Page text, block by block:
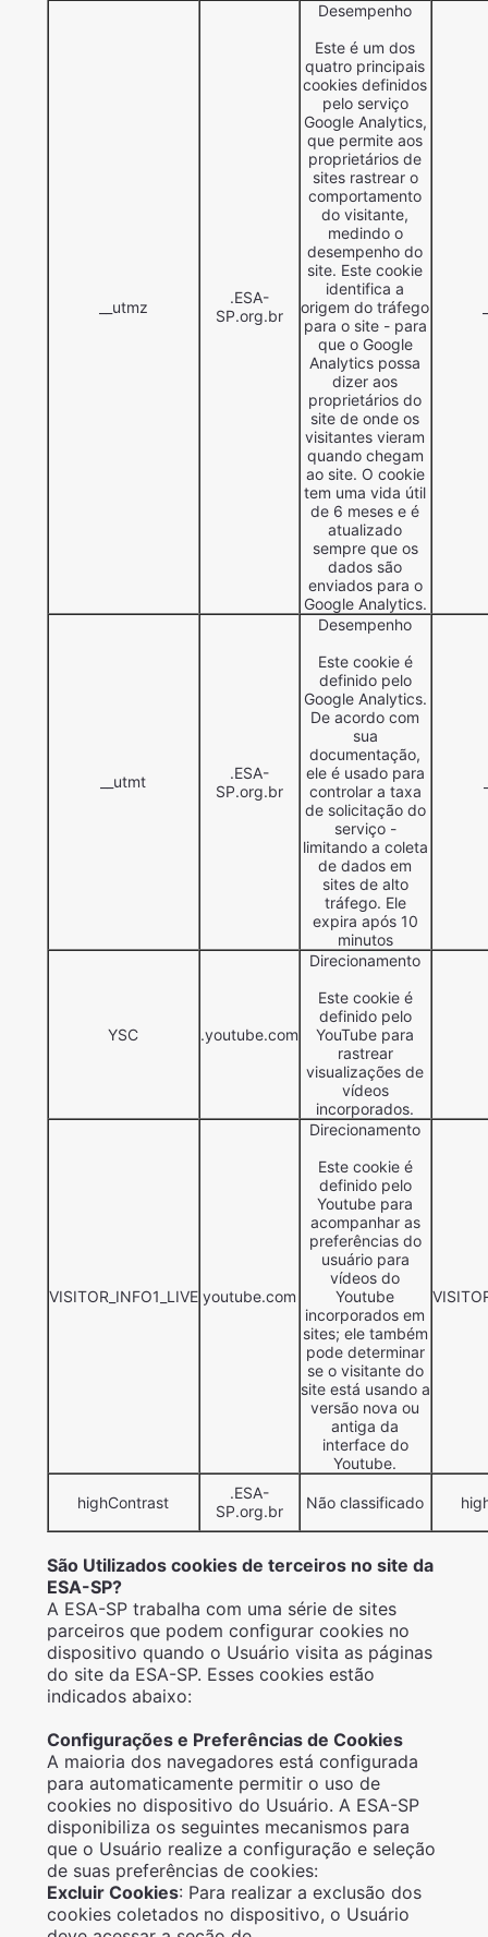
__utmz
.ESA-
SP.org.br
Desempenho
Este é um dos
quatro principais
cookies definidos
pelo serviço
Google Analytics,
que permite aos
proprietários de
sites rastrear o
comportamento
do visitante,
medindo o
desempenho do
site. Este cookie
identifica a
origem do tráfego
para o site - para
que o Google
Analytics possa
dizer aos
proprietários do
site de onde os
visitantes vieram
quando chegam
ao site. O cookie
tem uma vida útil
de 6 meses e é
atualizado
sempre que os
dados são
enviados para o
Google Analytics.
__utmt
.ESA-
SP.org.br
Desempenho
Este cookie é
definido pelo
Google Analytics.
De acordo com
sua
documentação,
ele é usado para
controlar a taxa
de solicitação do
serviço -
limitando a coleta
de dados em
sites de alto
tráfego. Ele
expira após 10
minutos
YSC .youtube.com
Direcionamento
Este cookie é
definido pelo
YouTube para
rastrear
visualizações de
vídeos
incorporados.
VISITOR_INFO1_LIVE youtube.com
Direcionamento
Este cookie é
definido pelo
Youtube para
acompanhar as
preferências do
usuário para
vídeos do
Youtube
incorporados em
sites; ele também
pode determinar
se o visitante do
site está usando a
versão nova ou
antiga da
interface do
Youtube.
highContrast
.ESA-
SP.org.br
Não classificado
São Utilizados cookies de terceiros no site da
ESA-SP?
A ESA-SP trabalha com uma série de sites
parceiros que podem configurar cookies no
dispositivo quando o Usuário visita as páginas
do site da ESA-SP. Esses cookies estão
indicados abaixo:
Configurações e Preferências de Cookies
A maioria dos navegadores está configurada
para automaticamente permitir o uso de
cookies no dispositivo do Usuário. A ESA-SP
disponibiliza os seguintes mecanismos para
que o Usuário realize a configuração e seleção
de suas preferências de cookies:
Excluir Cookies: Para realizar a exclusão dos
cookies coletados no dispositivo, o Usuário